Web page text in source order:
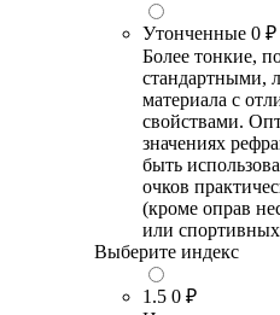
Утонченные 0 ₽
Более тонкие,
стандартными,
материала с
свойствами.
значениях
быть
очков
(кроме оправ
или
Выберите индекс
1.5 0 ₽